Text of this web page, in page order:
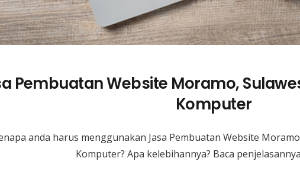
Pembuatan Website Moramo,
Komputer
anda harus menggunakan Jasa Pembuatan Website
Komputer? Apa kelebihannya? Baca